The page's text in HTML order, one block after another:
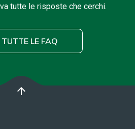
tutte le risposte che cerchi.
TUTTE LE FAQ
arrow_upward